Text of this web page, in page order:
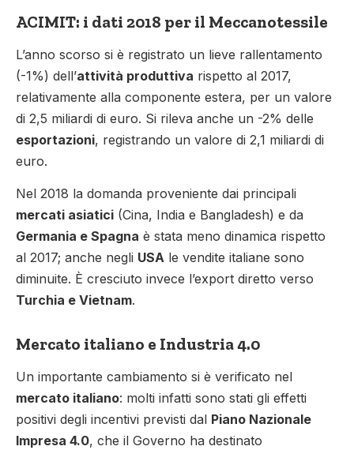
ACIMIT: i dati 2018 per il Meccanotessile
L’anno scorso si è registrato un lieve rallentamento
(-1%) dell’attività produttiva rispetto al 2017,
relativamente alla componente estera, per un valore
di 2,5 miliardi di euro. Si rileva anche un -2% delle
esportazioni, registrando un valore di 2,1 miliardi di
euro.
Nel 2018 la domanda proveniente dai principali
mercati asiatici (Cina, India e Bangladesh) e da
Germania e Spagna è stata meno dinamica rispetto
al 2017; anche negli USA le vendite italiane sono
diminuite. È cresciuto invece l’export diretto verso
Turchia e Vietnam.
Mercato italiano e Industria 4.0
Un importante cambiamento si è verificato nel
mercato italiano: molti infatti sono stati gli effetti
positivi degli incentivi previsti dal Piano Nazionale
Impresa 4.0, che il Governo ha destinato